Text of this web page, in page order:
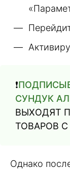
❗️
СУНДУК
ВЫХОДЯТ
ТОВАРОВ
Однако